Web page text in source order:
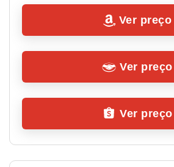
Ver preço
Ver preço
Ver preço